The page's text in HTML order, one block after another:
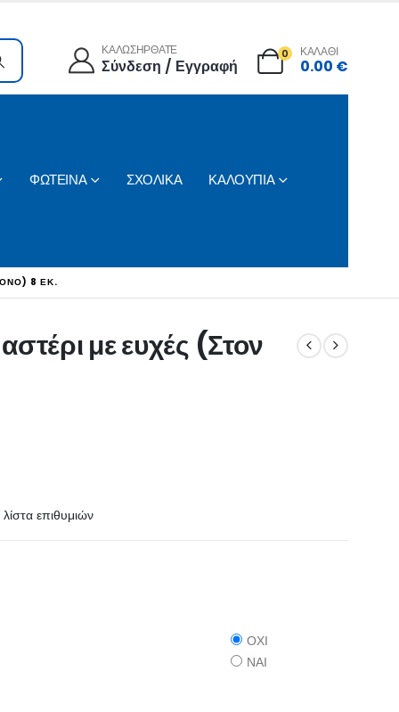
ΚΑΛΩΣΗΡΘΑΤΕ
Σύνδεση / Εγγραφή
0 ΚΑΛΑΘΙ
0.00 €
ΦΩΤΕΙΝΑ ΣΧΟΛΙΚΑ ΚΑΛΟΥΠΙΑ
8 ΕΚ.
με ευχές (Στον
επιθυμιών
ΟΧΙ
ΝΑΙ